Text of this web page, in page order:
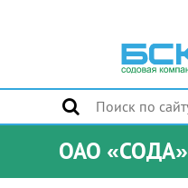
ОАО «СОДА»